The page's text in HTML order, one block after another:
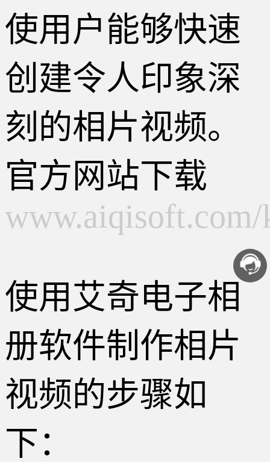
使用户能够快速
创建令人印象深
刻的相片视频。
官方网站下载
使用艾奇电子相
册软件制作相片
视频的步骤如
下：